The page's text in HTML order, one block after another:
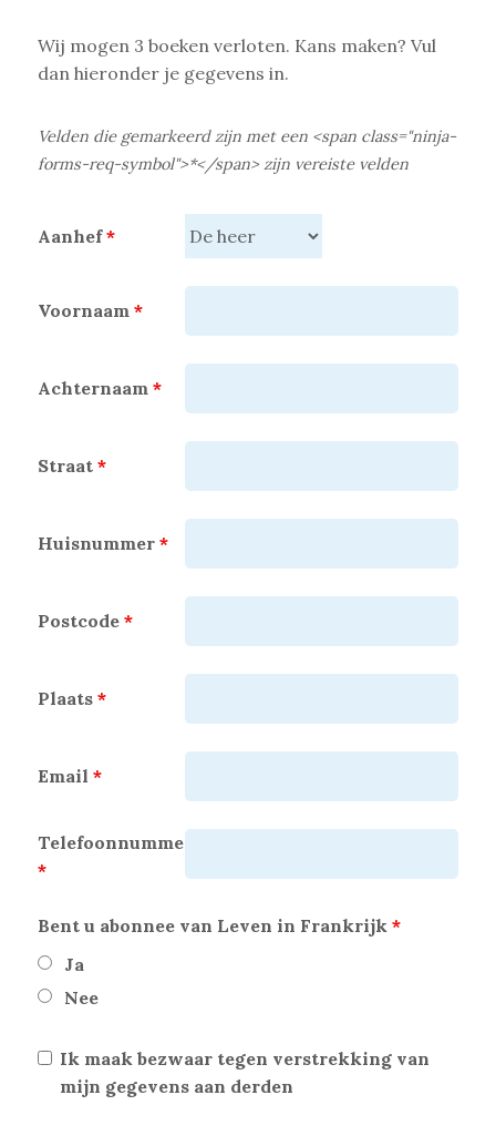
Wij mogen 3 boeken verloten. Kans maken? Vul
dan hieronder je gegevens in.
Velden die gemarkeerd zijn met een <span class="ninja-
forms-req-symbol">*</span> zijn vereiste velden
Aanhef*
Voornaam *
Achternaam *
Straat *
Huisnummer *
Postcode *
Plaats *
Email *
Telefoonnummer
*
Bent u abonnee van Leven in Frankrijk *
Ja
Nee
Ik maak bezwaar tegen verstrekking van
mijn gegevens aan derden